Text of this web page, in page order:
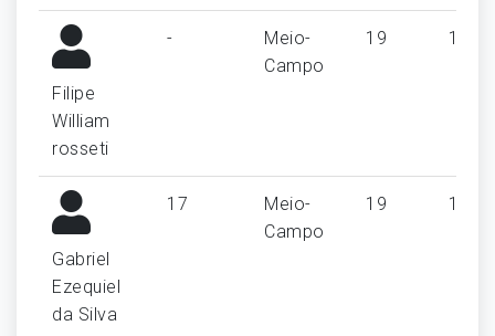
Filipe
William
rosseti
-
Meio-
Campo
19 1
Gabriel
Ezequiel
da Silva
17
Meio-
Campo
19 1